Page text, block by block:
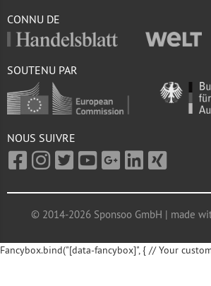
CONNU DE
SOUTENU PAR
NOUS SUIVRE
© 2014-2026 Sponsoo GmbH | made
Fancybox.bind("[data-fancybox]", { // Your